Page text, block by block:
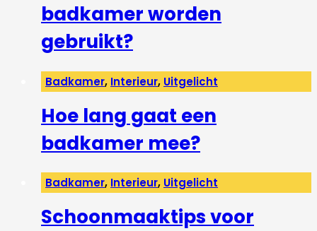
badkamer worden
gebruikt?
Badkamer, Interieur, Uitgelicht
Hoe lang gaat een
badkamer mee?
Badkamer, Interieur, Uitgelicht
Schoonmaaktips voor